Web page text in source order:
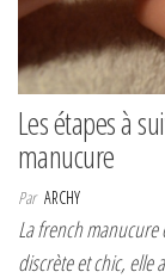
Les étapes à
manucure
Par ARCHY
La french manucure
discrète et chic,